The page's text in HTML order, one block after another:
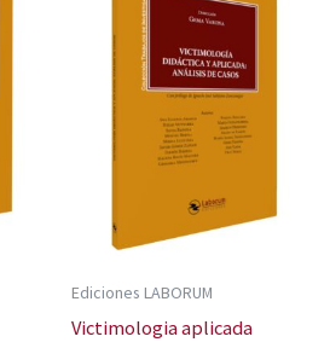
Ediciones LABORUM
Victimologia aplicada